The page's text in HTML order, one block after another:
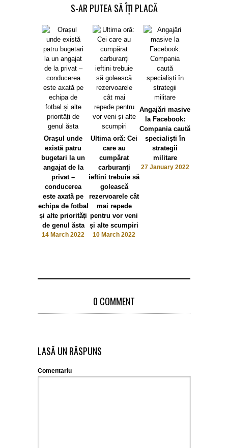
S-AR PUTEA SĂ ÎȚI PLACĂ
Orașul unde
există patru
bugetari la un
angajat de la
privat –
conducerea
este axată pe
echipa de fotbal
și alte priorități
de genul ăsta
14 March 2022
Ultima oră: Cei
care au
cumpărat
carburanți
ieftini trebuie să
golească
rezervoarele cât
mai repede
pentru vor veni
și alte scumpiri
10 March 2022
Angajări masive
la Facebook:
Compania caută
specialiști în
strategii
militare
27 January 2022
0 COMMENT
LASĂ UN RĂSPUNS
Comentariu